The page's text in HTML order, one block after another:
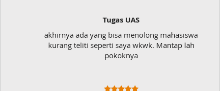
Tugas UAS
akhirnya ada yang bisa menolong mahasiswa
kurang teliti seperti saya wkwk. Mantap lah
pokoknya